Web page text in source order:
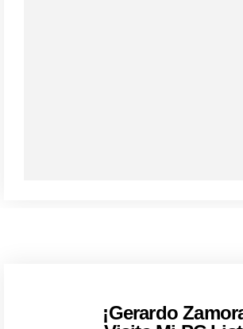
¡Gerardo